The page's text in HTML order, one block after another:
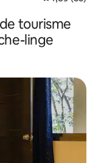
tourisme
linge